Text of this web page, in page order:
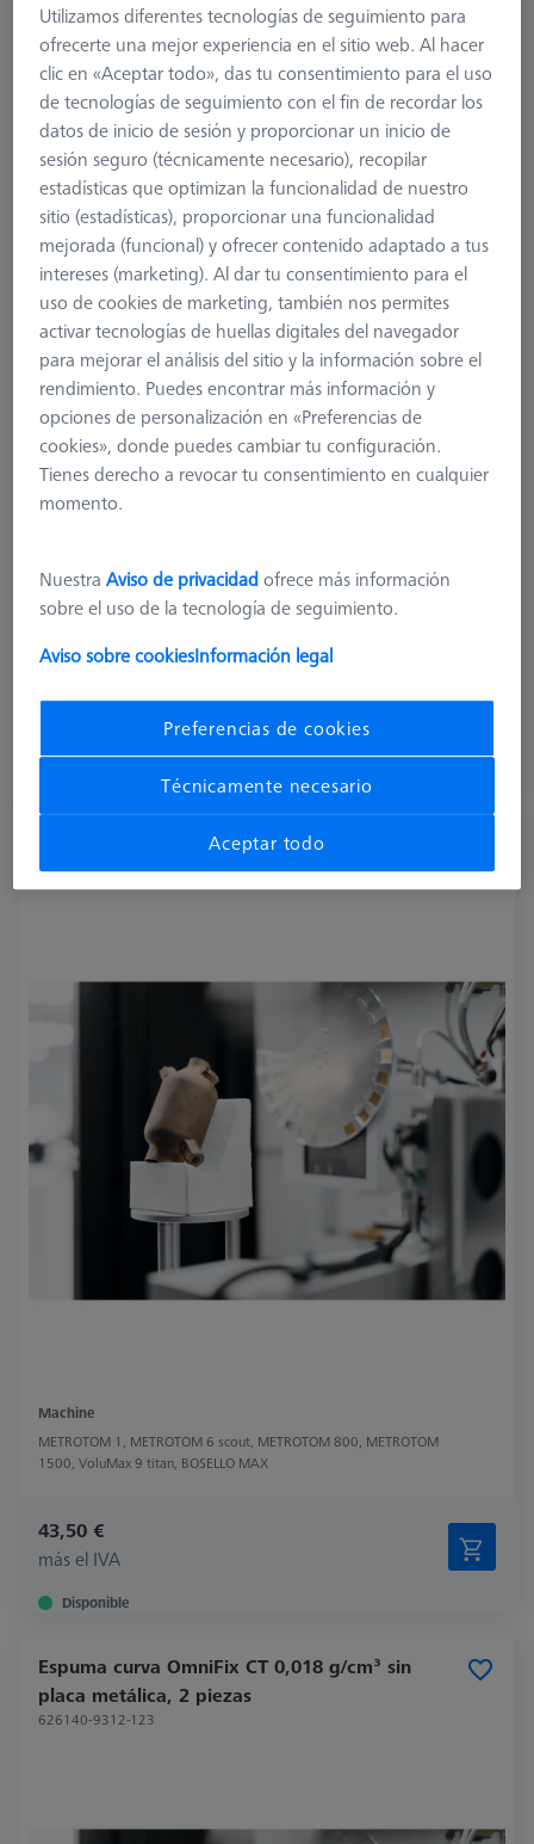
Machine
METROTOM 1, METROTOM 6 scout, METROTOM 800, METROTOM
27,20 €
626140-9312-122
Machine
METROTOM 1, METROTOM 6 scout, METROTOM 800, METROTOM
1500, VoluMax 9 titan, BOSELLO MAX
43,50 €
más el IVA
Disponible
Espuma curva OmniFix CT 0,018 g/cm³ sin
placa metálica, 2 piezas
626140-9312-123
Utilizamos diferentes tecnologías de seguimiento para
ofrecerte una mejor experiencia en el sitio web. Al hacer
clic en «Aceptar todo», das tu consentimiento para el uso
de tecnologías de seguimiento con el fin de recordar los
datos de inicio de sesión y proporcionar un inicio de
sesión seguro (técnicamente necesario), recopilar
estadísticas que optimizan la funcionalidad de nuestro
sitio (estadísticas), proporcionar una funcionalidad
mejorada (funcional) y ofrecer contenido adaptado a tus
intereses (marketing). Al dar tu consentimiento para el
uso de cookies de marketing, también nos permites
activar tecnologías de huellas digitales del navegador
para mejorar el análisis del sitio y la información sobre el
rendimiento. Puedes encontrar más información y
opciones de personalización en «Preferencias de
cookies», donde puedes cambiar tu configuración.
Tienes derecho a revocar tu consentimiento en cualquier
momento.
NuestraAviso de privacidadofrece más información
sobre el uso de la tecnología de seguimiento.
Aviso sobre cookiesInformación legal
Preferencias de cookies
Técnicamente necesario
Aceptar todo